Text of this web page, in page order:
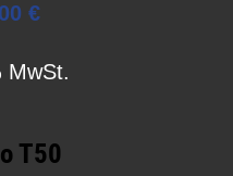
€
MwSt.
T50